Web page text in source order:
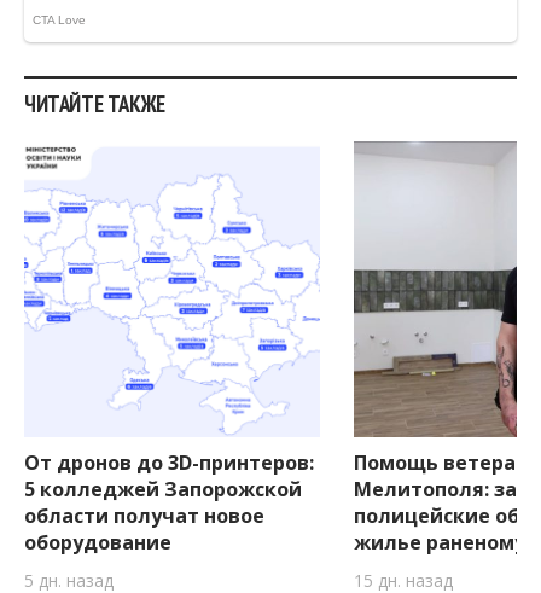
ЧИТАЙТЕ ТАКЖЕ
От дронов до 3D-принтеров:
5 колледжей Запорожской
области получат новое
оборудование
5 дн. назад
Помощь ветерану
Мелитополя:
полицейские
жилье раненому
15 дн. назад